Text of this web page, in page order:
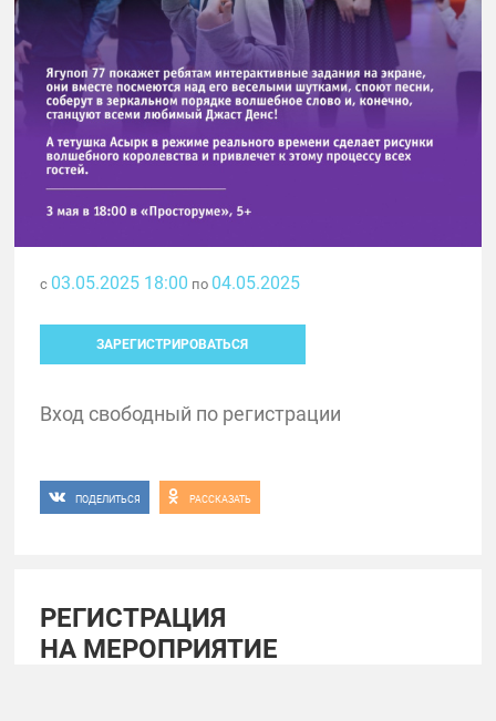
с 03.05.2025 18:00 по 04.05.2025
ЗАРЕГИСТРИРОВАТЬСЯ
Вход свободный по регистрации
ПОДЕЛИТЬСЯ РАССКАЗАТЬ
РЕГИСТРАЦИЯ
НА МЕРОПРИЯТИЕ